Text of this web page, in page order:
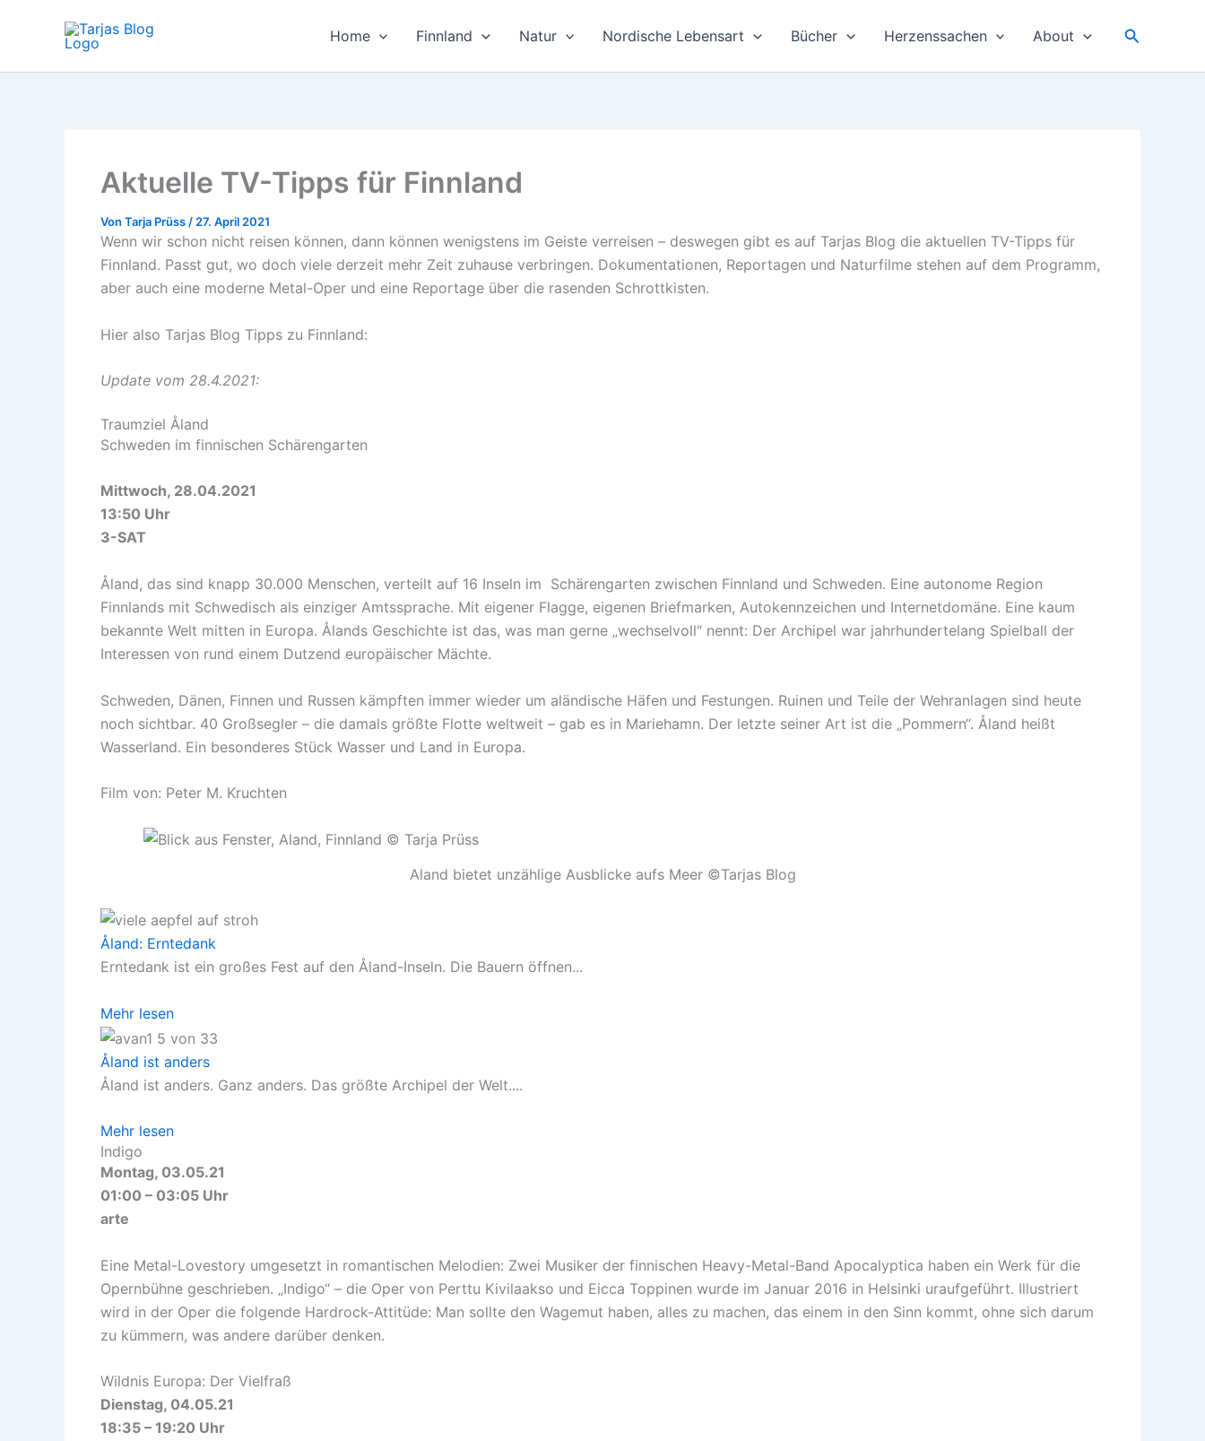
Home Finnland Natur Nordische Lebensart Bücher Herzenssachen About Suchen
Aktuelle TV-Tipps für Finnland
Von Tarja Prüss / 27. April 2021
Wenn wir schon nicht reisen können, dann können wenigstens im Geiste verreisen – deswegen gibt es auf Tarjas Blog die aktuellen TV-Tipps für
Finnland. Passt gut, wo doch viele derzeit mehr Zeit zuhause verbringen. Dokumentationen, Reportagen und Naturfilme stehen auf dem Programm,
aber auch eine moderne Metal-Oper und eine Reportage über die rasenden Schrottkisten.
Hier also Tarjas Blog Tipps zu Finnland:
Update vom 28.4.2021:
Traumziel Åland
Schweden im finnischen Schärengarten
Mittwoch, 28.04.2021
13:50 Uhr
3-SAT
Åland, das sind knapp 30.000 Menschen, verteilt auf 16 Inseln im Schärengarten zwischen Finnland und Schweden. Eine autonome Region
Finnlands mit Schwedisch als einziger Amtssprache. Mit eigener Flagge, eigenen Briefmarken, Autokennzeichen und Internetdomäne. Eine kaum
bekannte Welt mitten in Europa. Ålands Geschichte ist das, was man gerne „wechselvoll“ nennt: Der Archipel war jahrhundertelang Spielball der
Interessen von rund einem Dutzend europäischer Mächte.
Schweden, Dänen, Finnen und Russen kämpften immer wieder um aländische Häfen und Festungen. Ruinen und Teile der Wehranlagen sind heute
noch sichtbar. 40 Großsegler – die damals größte Flotte weltweit – gab es in Mariehamn. Der letzte seiner Art ist die „Pommern“. Åland heißt
Wasserland. Ein besonderes Stück Wasser und Land in Europa.
Film von: Peter M. Kruchten
Aland bietet unzählige Ausblicke aufs Meer ©Tarjas Blog
Åland: Erntedank
Erntedank ist ein großes Fest auf den Åland-Inseln. Die Bauern öffnen...
Mehr lesen
Åland ist anders
Åland ist anders. Ganz anders. Das größte Archipel der Welt....
Mehr lesen
Indigo
Montag, 03.05.21
01:00 – 03:05 Uhr
arte
Eine Metal-Lovestory umgesetzt in romantischen Melodien: Zwei Musiker der finnischen Heavy-Metal-Band Apocalyptica haben ein Werk für die
Opernbühne geschrieben. „Indigo“ – die Oper von Perttu Kivilaakso und Eicca Toppinen wurde im Januar 2016 in Helsinki uraufgeführt. Illustriert
wird in der Oper die folgende Hardrock-Attitüde: Man sollte den Wagemut haben, alles zu machen, das einem in den Sinn kommt, ohne sich darum
zu kümmern, was andere darüber denken.
Wildnis Europa: Der Vielfraß
Dienstag, 04.05.21
18:35 – 19:20 Uhr